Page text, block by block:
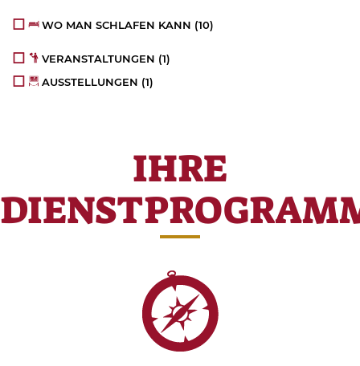
WO MAN SCHLAFEN KANN (10)
VERANSTALTUNGEN (1)
AUSSTELLUNGEN (1)
IHRE